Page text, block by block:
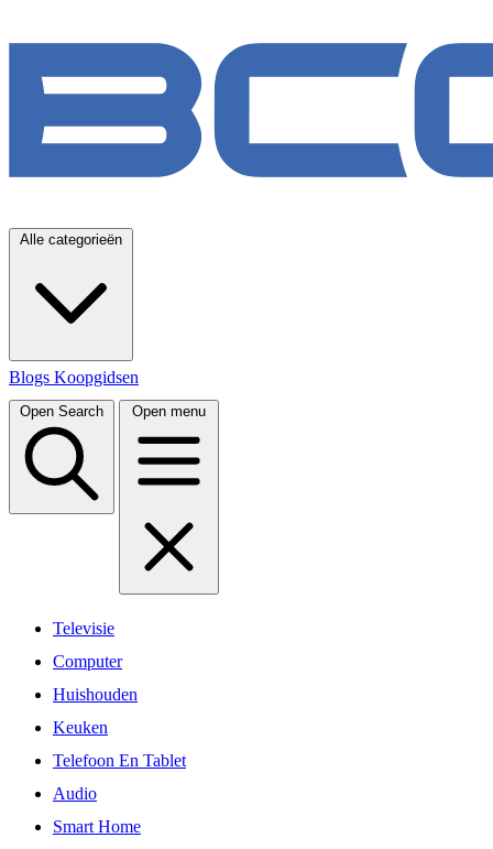
Alle categorieën
Blogs Koopgidsen
Open Search Open menu
Televisie
Computer
Huishouden
Keuken
Telefoon En Tablet
Audio
Smart Home